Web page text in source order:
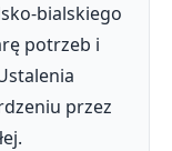
bialskiego
potrzeb i
przez